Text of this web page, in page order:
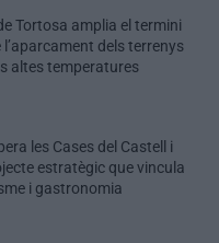
Tortosa amplia el termini
l’aparcament dels terrenys
altes temperatures
les Cases del Castell i
estratègic que vincula
i gastronomia